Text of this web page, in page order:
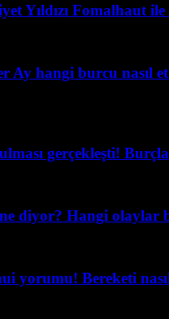
Yıldızı Fomalhaut
Ay hangi burcu nasıl
gerçekleşti!
diyor? Hangi olaylar
yorumu! Bereketi